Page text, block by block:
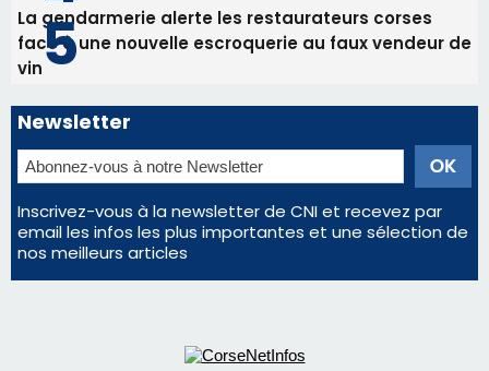
La gendarmerie alerte les restaurateurs corses
face à une nouvelle escroquerie au faux vendeur de
vin
Newsletter
Inscrivez-vous à la newsletter de CNI et recevez par
email les infos les plus importantes et une sélection de
nos meilleurs articles